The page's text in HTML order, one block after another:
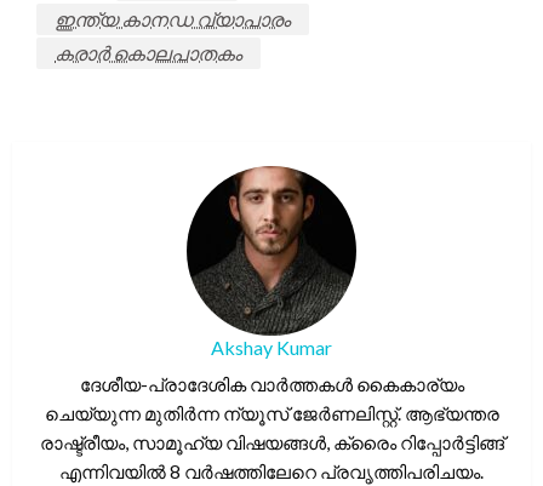
ഇന്ത്യ കാനഡ വ്യാപാരം
കരാർ കൊലപാതകം
Akshay Kumar
ദേശീയ-പ്രാദേശിക വാർത്തകൾ കൈകാര്യം
ചെയ്യുന്ന മുതിർന്ന ന്യൂസ് ജേർണലിസ്റ്റ്. ആഭ്യന്തര
രാഷ്ട്രീയം, സാമൂഹ്യ വിഷയങ്ങൾ, ക്രൈം റിപ്പോർട്ടിങ്ങ്
എന്നിവയിൽ 8 വർഷത്തിലേറെ പ്രവൃത്തിപരിചയം.